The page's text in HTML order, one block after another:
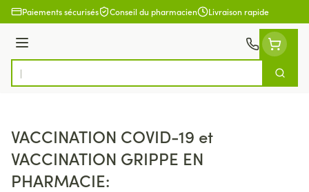
Aller au contenu
Paiements sécurisés Conseil du pharmacien Livraison rapide
Menu
Rechercher
VACCINATION COVID-19 et
VACCINATION GRIPPE EN
PHARMACIE: